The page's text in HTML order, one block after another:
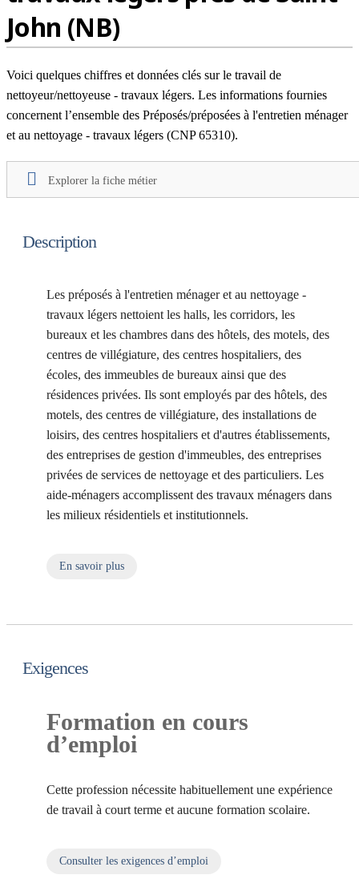
John (NB)
Voici quelques chiffres et données clés sur le travail de
nettoyeur/nettoyeuse - travaux légers. Les informations fournies
concernent l’ensemble des Préposés/préposées à l'entretien ménager
et au nettoyage - travaux légers (CNP 65310).
Explorer la fiche métier
Description
Les préposés à l'entretien ménager et au nettoyage -
travaux légers nettoient les halls, les corridors, les
bureaux et les chambres dans des hôtels, des motels, des
centres de villégiature, des centres hospitaliers, des
écoles, des immeubles de bureaux ainsi que des
résidences privées. Ils sont employés par des hôtels, des
motels, des centres de villégiature, des installations de
loisirs, des centres hospitaliers et d'autres établissements,
des entreprises de gestion d'immeubles, des entreprises
privées de services de nettoyage et des particuliers. Les
aide-ménagers accomplissent des travaux ménagers dans
les milieux résidentiels et institutionnels.
En savoir plus
Exigences
Formation en cours
d’emploi
Cette profession nécessite habituellement une expérience
de travail à court terme et aucune formation scolaire.
Consulter les exigences d’emploi